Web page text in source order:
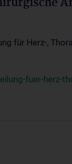
für Herz-,
fuer-herz-